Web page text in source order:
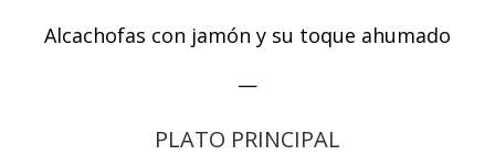
Alcachofas con jamón y su toque ahumado
—
PLATO PRINCIPAL